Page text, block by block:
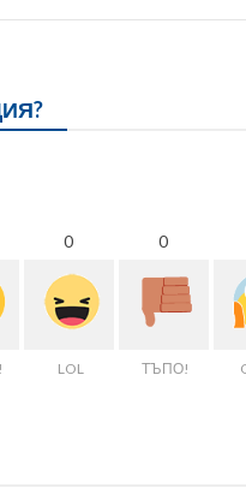
0
LOL
0
ТЪПО!